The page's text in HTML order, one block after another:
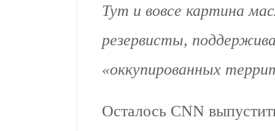
Тут и вовсе картина
резервисты,
«оккупированных
Осталось CNN